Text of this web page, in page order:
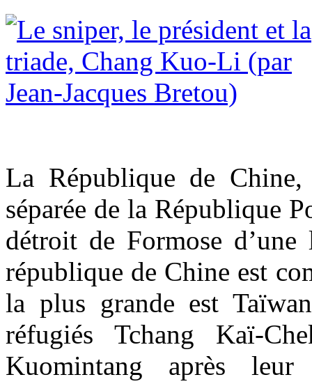
La République de
séparée de la République
détroit de Formose
république de Chine est
la plus grande est
réfugiés Tchang Kaï-
Kuomintang après